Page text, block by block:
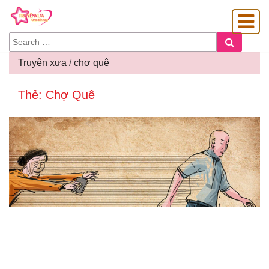
SEARCH
FOR:
GIA
Truyện xưa /chợ quê
Thẻ: Chợ Quê